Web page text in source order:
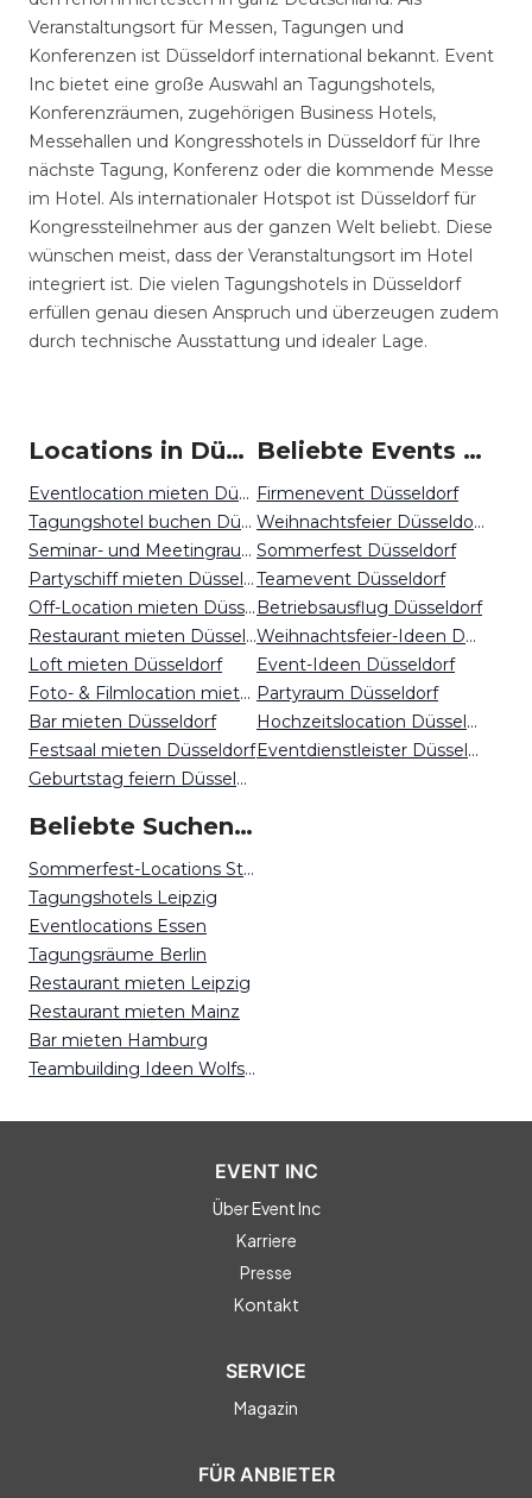
Veranstaltungsort für Messen, Tagungen und
Konferenzen ist Düsseldorf international bekannt. Event
Inc bietet eine große Auswahl an Tagungshotels,
Konferenzräumen, zugehörigen Business Hotels,
Messehallen und Kongresshotels in Düsseldorf für Ihre
nächste Tagung, Konferenz oder die kommende Messe
im Hotel. Als internationaler Hotspot ist Düsseldorf für
Kongressteilnehmer aus der ganzen Welt beliebt. Diese
wünschen meist, dass der Veranstaltungsort im Hotel
integriert ist. Die vielen Tagungshotels in Düsseldorf
erfüllen genau diesen Anspruch und überzeugen zudem
durch technische Ausstattung und idealer Lage.
Locations in Düsseldorf mieten
Eventlocation mieten Düsseldorf
Tagungshotel buchen Düsseldorf
Seminar- und Meetingraum mieten Düsseldorf
Partyschiff mieten Düsseldorf
Off-Location mieten Düsseldorf
Restaurant mieten Düsseldorf
Loft mieten Düsseldorf
Foto- & Filmlocation mieten Düsseldorf
Bar mieten Düsseldorf
Festsaal mieten Düsseldorf
Geburtstag feiern Düsseldorf
Beliebte Events in Düsseldorf
Firmenevent Düsseldorf
Weihnachtsfeier Düsseldorf
Sommerfest Düsseldorf
Teamevent Düsseldorf
Betriebsausflug Düsseldorf
Weihnachtsfeier-Ideen Düsseldorf
Event-Ideen Düsseldorf
Partyraum Düsseldorf
Hochzeitslocation Düsseldorf
Eventdienstleister Düsseldorf
Beliebte Suchen auf Event Inc
Sommerfest-Locations Stuttgart
Tagungshotels Leipzig
Eventlocations Essen
Tagungsräume Berlin
Restaurant mieten Leipzig
Restaurant mieten Mainz
Bar mieten Hamburg
Teambuilding Ideen Wolfsburg
EVENT INC
Über Event Inc
Karriere
Presse
Kontakt
SERVICE
Magazin
FÜR ANBIETER